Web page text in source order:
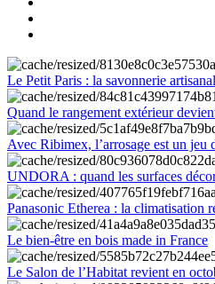
Le Petit Paris : la savonnerie
Quand le rangement extérieur
Avec Ribimex, l’arrosage est un jeu
UNDORA : quand les surfaces
Panasonic Etherea : la climatisation
Le bien-être en bois made in France
Le Salon de l’Habitat revient en